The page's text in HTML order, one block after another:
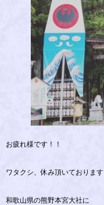
お疲れ様です！！
ワタクシ、休み頂いております
和歌山県の熊野本宮大社に